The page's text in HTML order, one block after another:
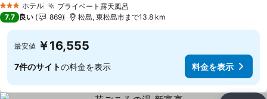
3 ホテルのランク
ホテル プライベート露天風呂
7.7 良い 869 松島, 東松島市まで13.8 km
最安値 ￥16,555
7件のサイトの料金を表示 料金を表示